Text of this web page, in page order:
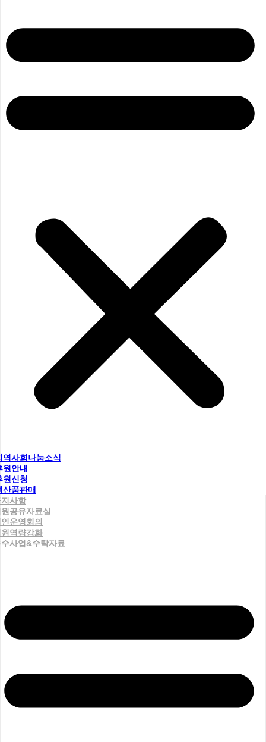
역사회나눔소식
원안내
원신청
산품판매
사항
공유자료실
운영회의
역량강화
사업&수탁자료